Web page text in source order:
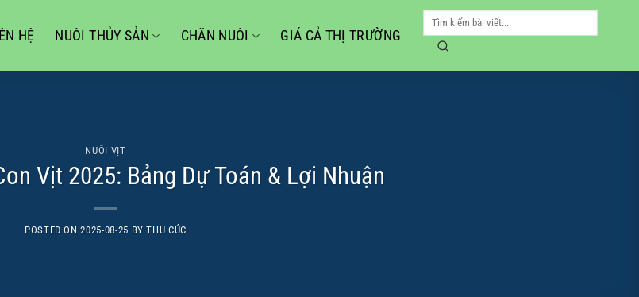
HỆ NUÔI THỦY SẢN CHĂN NUÔI GIÁ CẢ THỊ TRƯỜNG
NUÔI VỊT
Vịt 2025: Bảng Dự Toán & Lợi Nhuận
POSTED ON2025-08-25 BYTHU CÚC